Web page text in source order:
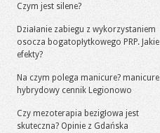
Czym jest silene?
Działanie zabiegu z wykorzystaniem
osocza bogatopłytkowego PRP. Jakie
efekty?
Na czym polega manicure? manicure
hybrydowy cennik Legionowo
Czy mezoterapia bezigłowa jest
skuteczna? Opinie z Gdańska